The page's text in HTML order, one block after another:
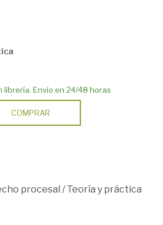
librería. Envío en 24/48 horas
COMPRAR
procesal /Teoría y práctica